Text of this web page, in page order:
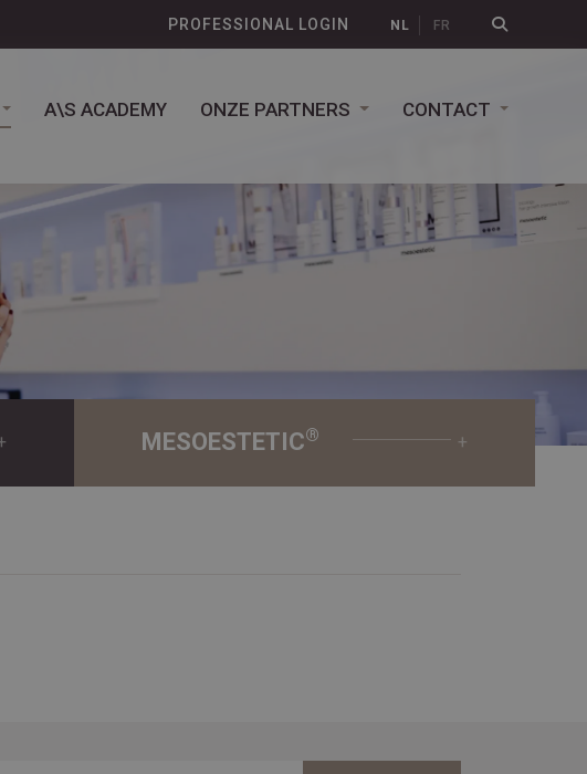
PROFESSIONAL LOGIN NL FR
A\S ACADEMY ONZE PARTNERS CONTACT
MESOESTETIC® +